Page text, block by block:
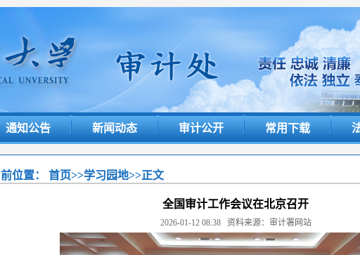
通知公告 新闻动态 审计公开 常用下载
位置： 首页>>学习园地>>正文
全国审计工作会议在北京召开
2026-01-12 08:38 资料来源：审计署网站